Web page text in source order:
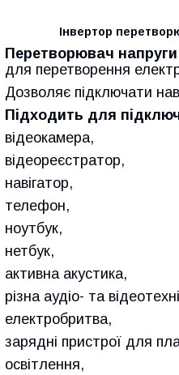
Інвертор
Перетворювач напруги
для перетворення
Дозволяє підключати
Підходить для
відеокамера,
відеореєстратор,
навігатор,
телефон,
ноутбук,
нетбук,
активна акустика,
різна аудіо- та
електробритва,
зарядні пристрої для
освітлення,